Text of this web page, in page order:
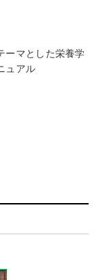
ーマとした栄養学
ュアル